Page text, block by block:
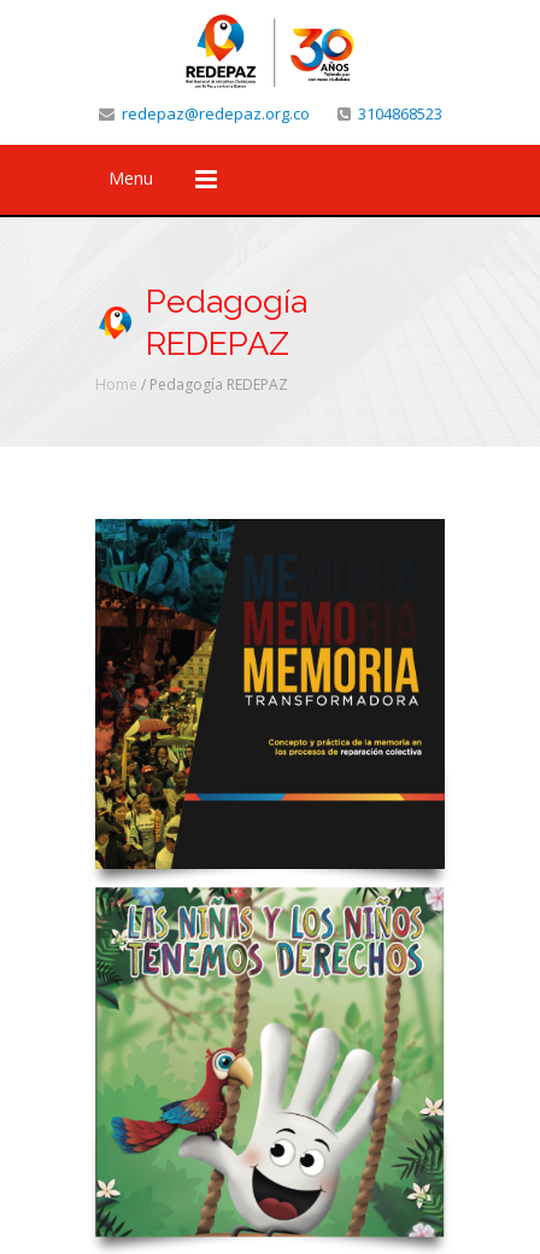
redepaz@redepaz.org.co 3104868523
Menu
Pedagogía
REDEPAZ
Home / Pedagogía REDEPAZ